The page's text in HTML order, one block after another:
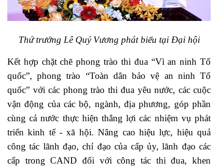
Thứ trưởng Lê Quý Vương phát biểu tại Đại hội
Kết hợp chặt chẽ phong trào thi đua “Vì an ninh Tổ
quốc”, phong trào “Toàn dân bảo vệ an ninh Tổ
quốc” với các phong trào thi đua yêu nước, các cuộc
vận động của các bộ, ngành, địa phương, góp phần
cùng cả nước thực hiện thắng lợi các nhiệm vụ phát
triển kinh tế - xã hội.Nâng cao hiệu lực, hiệu quả
công tác lãnh đạo, chỉ đạo của cấp ủy, lãnh đạo các
cấp trong CAND đối với công tác thi đua, khen